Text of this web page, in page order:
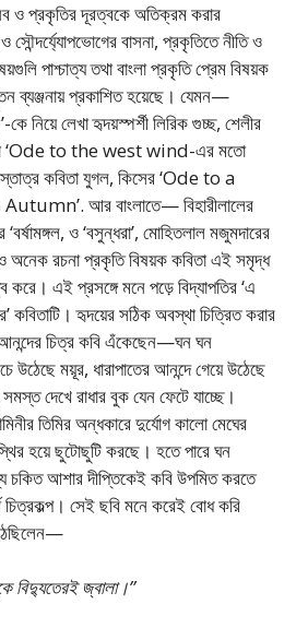
ও প্রকৃতির দূরত্বকে অতিক্রম করার
বাসনা, প্রকৃতিতে নীতি ও
পাশ্চাত্য তথা বাংলা প্রকৃতি প্রেম বিষয়ক
ব্যঞ্জনায় প্রকাশিত হয়েছে। যেমন—
নিয়ে লেখা হৃদয়স্পর্শী লিরিক গুচ্ছ, শেলীর
‘Ode to the west wind-এর মতো
কবিতা যুগল, কিসের ‘Ode to a
আর বাংলাতে— বিহারীলালের
‘বর্ষামঙ্গল, ও ‘বসুন্ধরা’, মোহিতলাল মজুমদারের
অনেক রচনা প্রকৃতি বিষয়ক কবিতা এই সমৃদ্ধ
করে। এই প্রসঙ্গে মনে পড়ে বিদ্যাপতির ‘এ
কবিতাটি। হৃদয়ের সঠিক অবস্থা চিত্রিত করার
চিত্র কবি এঁকেছেন—ঘন ঘন
উঠেছে ময়ূর, ধারাপাতের আনন্দে গেয়ে উঠেছে
দেখে রাধার বুক যেন ফেটে যাচ্ছে।
তিমির অন্ধকারে দুর্যোগ কালো মেঘের
হয়ে ছুটোছুটি করছে। হতে পারে ঘন
চকিত আশার দীপ্তিকেই কবি উপমিত করতে
চিত্রকল্প। সেই ছবি মনে করেই বোধ করি
বিদ্যুতেরই জ্বালা।”